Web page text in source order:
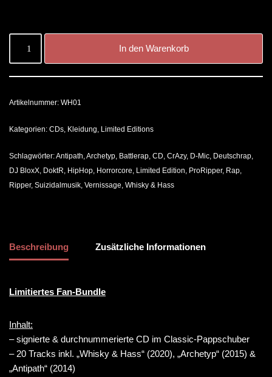
In den Warenkorb
Artikelnummer: WH01
Kategorien: CDs, Kleidung, Limited Editions
Schlagwörter:Antipath,Archetyp, Battlerap, CD, CrAzy, D-Mic, Deutschrap,
DJ BloxX, DoktR, HipHop, Horrorcore, Limited Edition, ProRipper, Rap,
Ripper, Suizidalmusik, Vernissage, Whisky & Hass
Beschreibung Zusätzliche Informationen
Limitiertes Fan-Bundle
Inhalt:
– signierte & durchnummerierte CD im Classic-Pappschuber
– 20 Tracks inkl. „Whisky & Hass“ (2020), „Archetyp“ (2015) &
„Antipath“ (2014)